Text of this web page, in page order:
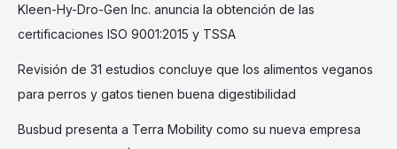
Kleen-Hy-Dro-Gen Inc. anuncia la obtención de las
certificaciones ISO 9001:2015 y TSSA
Revisión de 31 estudios concluye que los alimentos veganos
para perros y gatos tienen buena digestibilidad
Busbud presenta a Terra Mobility como su nueva empresa